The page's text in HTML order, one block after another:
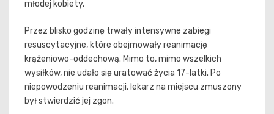
młodej kobiety.
Przez blisko godzinę trwały intensywne zabiegi
resuscytacyjne, które obejmowały reanimację
krążeniowo-oddechową. Mimo to, mimo wszelkich
wysiłków, nie udało się uratować życia 17-latki. Po
niepowodzeniu reanimacji, lekarz na miejscu zmuszony
był stwierdzić jej zgon.